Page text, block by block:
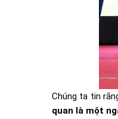
Chúng ta tin
quan là một